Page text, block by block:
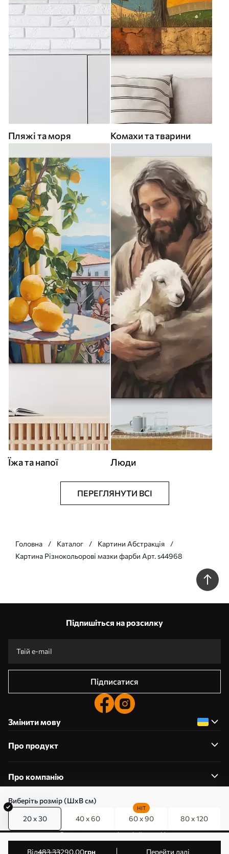
Виберіть розмір (ШхВ см)
20 x 30 40 x 60 60 x 90
HIT
80 x 120
від483.33290.00грн Перейти далі
Пляжі та моря Комахи та тварини
Їжа та напої Люди
ПЕРЕГЛЯНУТИ ВСІ
Головна Каталог
Картини Абстракція
Картина Різнокольорові мазки фарби Арт. s44968
Підпишіться на розсилку
Підписатися
Змінити мову
Про продукт
Про компанію
0800357223
Редагування дозволів на файли cookie
© 2011-2026 Art-holst. Усі права захищені. Власник: